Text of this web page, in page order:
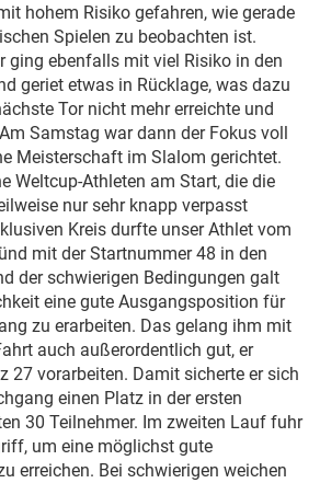
hohem Risiko gefahren, wie gerade
Spielen zu beobachten ist.
ging ebenfalls mit viel Risiko in den
geriet etwas in Rücklage, was dazu
Tor nicht mehr erreichte und
Samstag war dann der Fokus voll
Meisterschaft im Slalom gerichtet.
Weltcup-Athleten am Start, die die
nur sehr knapp verpasst
Kreis durfte unser Athlet vom
mit der Startnummer 48 in den
der schwierigen Bedingungen galt
eine gute Ausgangsposition für
zu erarbeiten. Das gelang ihm mit
auch außerordentlich gut, er
27 vorarbeiten. Damit sicherte er sich
einen Platz in der ersten
30 Teilnehmer. Im zweiten Lauf fuhr
um eine möglichst gute
erreichen. Bei schwierigen weichen